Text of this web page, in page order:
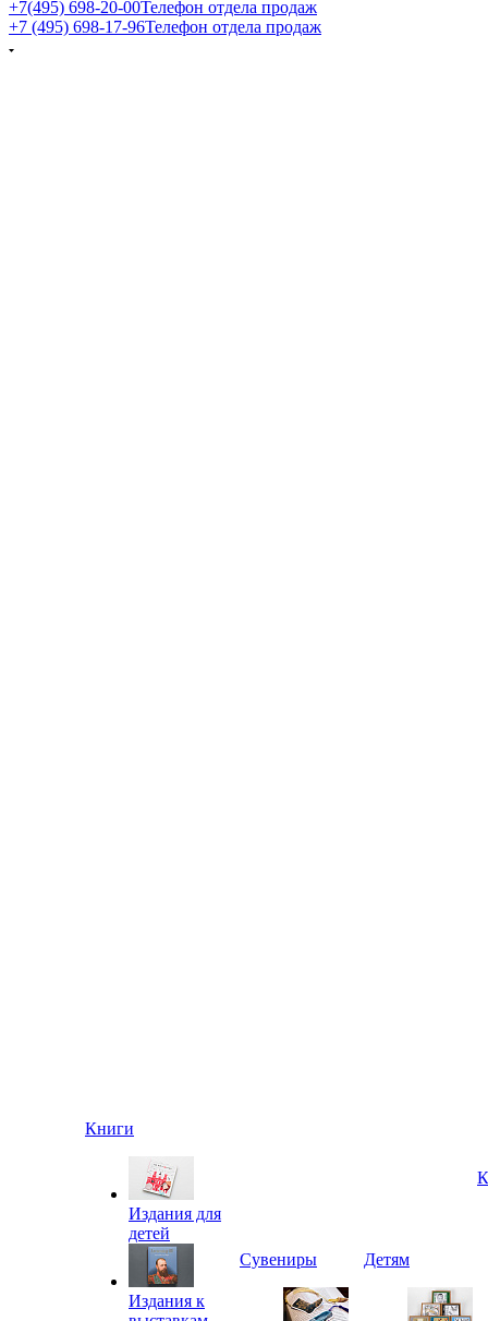
+7(495) 698-20-00Телефон отдела продаж
+7 (495) 698-17-96Телефон отдела продаж
Книги
Издания для
детей
Издания к
Сувениры Детям